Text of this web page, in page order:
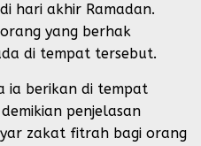
hari akhir Ramadan.
yang berhak
di tempat tersebut.
ia berikan di tempat
penjelasan
zakat fitrah bagi orang